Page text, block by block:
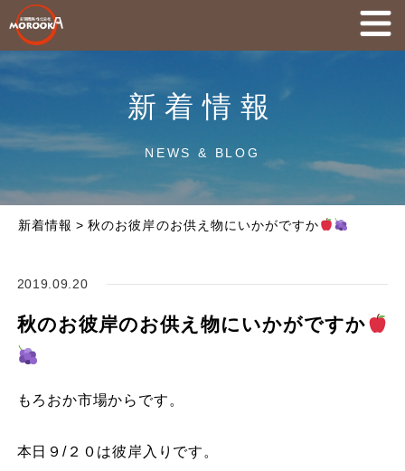
新着情報
NEWS & BLOG
新着情報 > 秋のお彼岸のお供え物にいかがですか
2019.09.20
秋のお彼岸のお供え物にいかがですか
もろおか市場からです。
本日９/２０は彼岸入りです。